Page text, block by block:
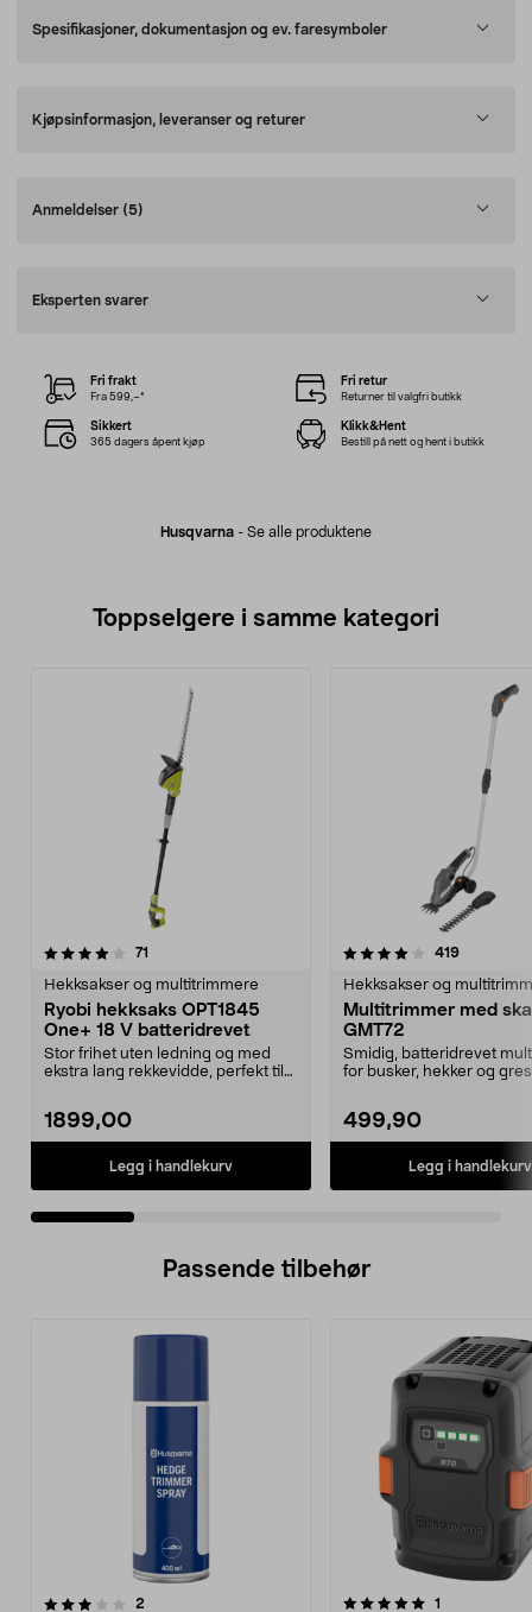
Spesifikasjoner, dokumentasjon og ev. faresymboler
Kjøpsinformasjon, leveranser og returer
Anmeldelser (5)
Eksperten svarer
Husqvarna - Se alle produktene
Fri frakt
Fra 599,–*
Fri retur
Returner til valgfri butikk
Sikkert
365 dagers åpent kjøp
Klikk&Hent
Bestill på nett og hent i butikk
Toppselgere i samme kategori
71
Hekksakser og multitrimmere
Ryobi hekksaks OPT1845
One+ 18 V batteridrevet
Stor frihet uten ledning og med
ekstra lang rekkevidde, perfekt til
1899,00
Legg i handlekurv
4.0 av 5 stjerner 419
Hekksakser og
Multitrimmer med
GMT72
Smidig, batteridrevet
for busker, hekker og
499,90
Legg i handlekurv
4.5 av 5 stjerner
Passende tilbehør
2
5.0av 5 stjerner 1
4.5av 5 stjerner